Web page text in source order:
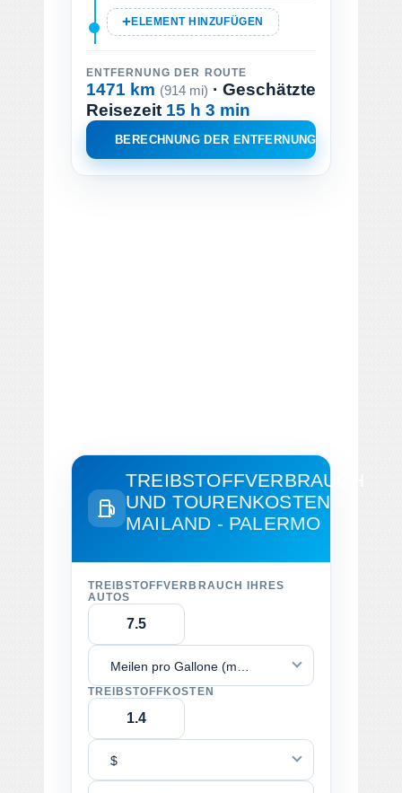
ELEMENT HINZUFÜGEN
ENTFERNUNG DER ROUTE
1471 km (914 mi) · Geschätzte
Reisezeit 15 h 3 min
BERECHNUNG DER ENTFERNUNG
TREIBSTOFFVERBRAUCH
UND TOURENKOSTEN
MAILAND - PALERMO
TREIBSTOFFVERBRAUCH IHRES
AUTOS
TREIBSTOFFKOSTEN
$